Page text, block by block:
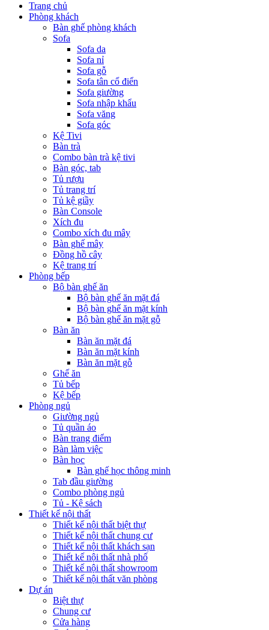
Trang chủ
Phòng khách
Bàn ghế phòng khách
Sofa
Sofa da
Sofa nỉ
Sofa gỗ
Sofa tân cổ điển
Sofa giường
Sofa nhập khẩu
Sofa văng
Sofa góc
Kệ Tivi
Bàn trà
Combo bàn trà kệ tivi
Bàn góc, tab
Tủ rượu
Tủ trang trí
Tủ kệ giầy
Bàn Console
Xích đu
Combo xích đu mây
Bàn ghế mây
Đồng hồ cây
Kệ trang trí
Phòng bếp
Bộ bàn ghế ăn
Bộ bàn ghế ăn mặt đá
Bộ bàn ghế ăn mặt kính
Bộ bàn ghế ăn mặt gỗ
Bàn ăn
Bàn ăn mặt đá
Bàn ăn mặt kính
Bàn ăn mặt gỗ
Ghế ăn
Tủ bếp
Kệ bếp
Phòng ngủ
Giường ngủ
Tủ quần áo
Bàn trang điểm
Bàn làm việc
Bàn học
Bàn ghế học thông minh
Tab đầu giường
Combo phòng ngủ
Tủ - Kệ sách
Thiết kế nội thất
Thiết kế nội thất biệt thự
Thiết kế nội thất chung cư
Thiết kế nội thất khách sạn
Thiết kế nội thất nhà phố
Thiết kế nội thất showroom
Thiết kế nội thất văn phòng
Dự án
Biệt thự
Chung cư
Cửa hàng